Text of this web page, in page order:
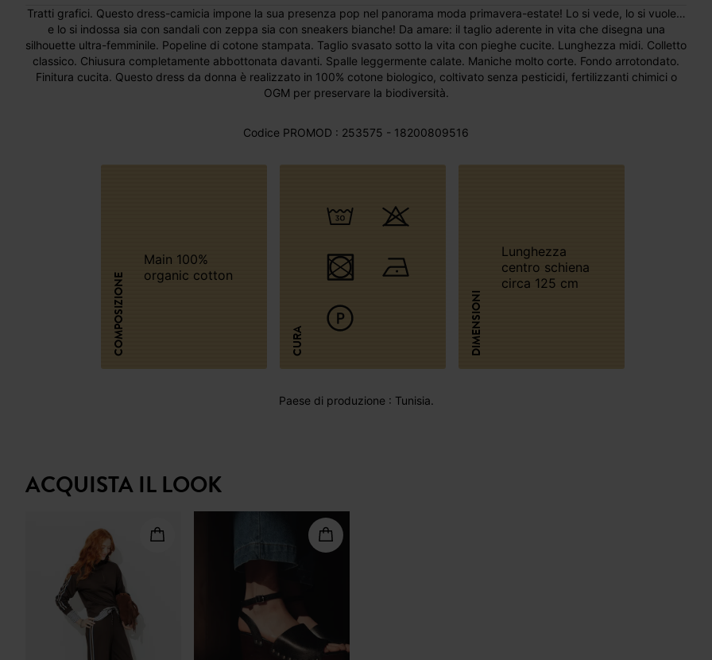
Tratti grafici. Questo dress-camicia impone la sua presenza pop nel panorama moda primavera-estate! Lo si vede, lo si vuole…
e lo si indossa sia con sandali con zeppa sia con sneakers bianche! Da amare: il taglio aderente in vita che disegna una
silhouette ultra-femminile. Popeline di cotone stampata. Taglio svasato sotto la vita con pieghe cucite. Lunghezza midi. Colletto
classico. Chiusura completamente abbottonata davanti. Spalle leggermente calate. Maniche molto corte. Fondo arrotondato.
Finitura cucita. Questo dress da donna è realizzato in 100% cotone biologico, coltivato senza pesticidi, fertilizzanti chimici o
OGM per preservare la biodiversità.
Codice PROMOD : 253575 - 18200809516
COMPOSIZIONE
Main 100%
organic cotton
CURA DIMENSIONI
Lunghezza
centro schiena
circa 125 cm
Paese di produzione : Tunisia.
ACQUISTA IL LOOK